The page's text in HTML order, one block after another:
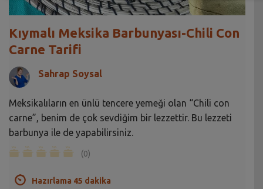
Kıymalı Meksika Barbunyası-Chili Con
Carne Tarifi
Sahrap Soysal
Meksikalıların en ünlü tencere yemeği olan “Chili con
carne”, benim de çok sevdiğim bir lezzettir. Bu lezzeti
barbunya ile de yapabilirsiniz.
(0)
Hazırlama 45 dakika